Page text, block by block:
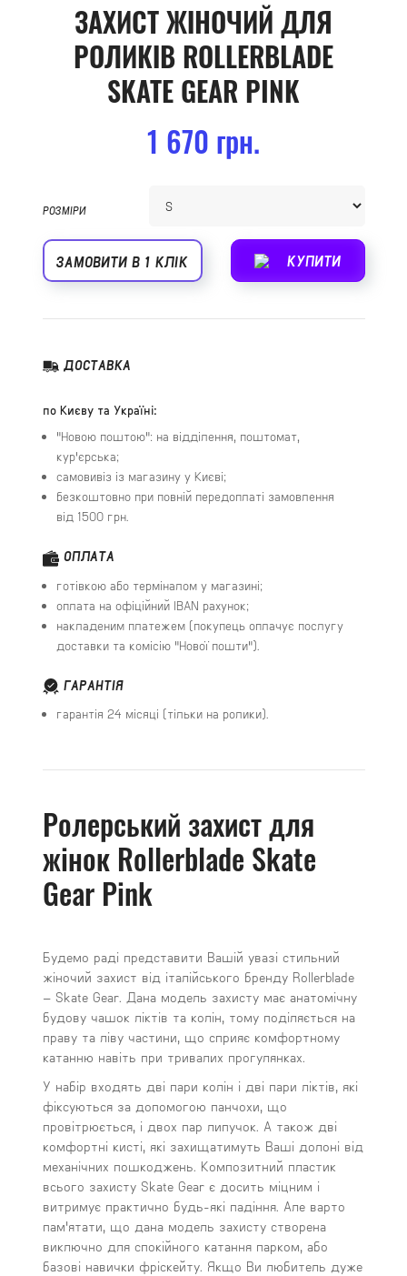
ЗАХИСТ ЖІНОЧИЙ ДЛЯ
РОЛИКІВ ROLLERBLADE
SKATE GEAR PINK
1 670 грн.
РОЗМІРИ
КУПИТИ
ЗАМОВИТИ В 1 КЛІК
ДОСТАВКА
по Києву та Україні:
"Новою поштою": на відділення, поштомат,
кур'єрська;
самовивіз із магазину у Києві;
безкоштовно при повній передоплаті замовлення
від 1500 грн.
ОПЛАТА
готівкою або терміналом у магазині;
оплата на офіційний IBAN рахунок;
накладеним платежем (покупець оплачує послугу
доставки та комісію "Нової пошти").
ГАРАНТІЯ
гарантія 24 місяці (тільки на ролики).
Ролерський захист для
жінок Rollerblade Skate
Gear Pink
Будемо раді представити Вашій увазі стильний
жіночий захист від італійського бренду Rollerblade
– Skate Gear. Дана модель захисту має анатомічну
будову чашок ліктів та колін, тому поділяється на
праву та ліву частини, що сприяє комфортному
катанню навіть при тривалих прогулянках.
У набір входять дві пари колін і дві пари ліктів, які
фіксуються за допомогою панчохи, що
провітрюється, і двох пар липучок. А також дві
комфортні кисті, які захищатимуть Ваші долоні від
механічних пошкоджень. Композитний пластик
всього захисту Skate Gear є досить міцним і
витримує практично будь-які падіння. Але варто
пам'ятати, що дана модель захисту створена
виключно для спокійного катання парком, або
базові навички фріскейту. Якщо Ви любитель дуже